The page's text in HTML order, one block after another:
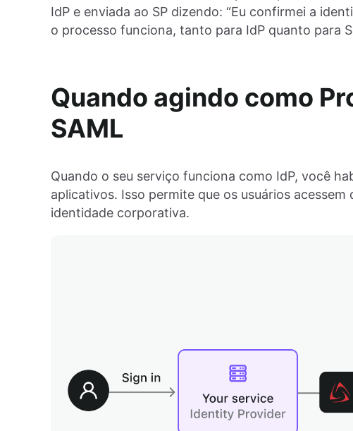
IdP e enviada ao SP dizendo: “Eu confirmei a
o processo funciona, tanto para IdP quanto para
Quando agindo como
SAML
Quando o seu serviço funciona como IdP, você
aplicativos. Isso permite que os usuários
identidade corporativa.